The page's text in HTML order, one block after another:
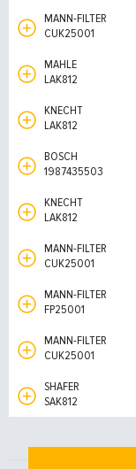
MANN-FILTER
CUK25001
MAHLE
LAK812
KNECHT
LAK812
BOSCH
1987435503
KNECHT
LAK812
MANN-FILTER
CUK25001
MANN-FILTER
FP25001
MANN-FILTER
CUK25001
SHAFER
SAK812